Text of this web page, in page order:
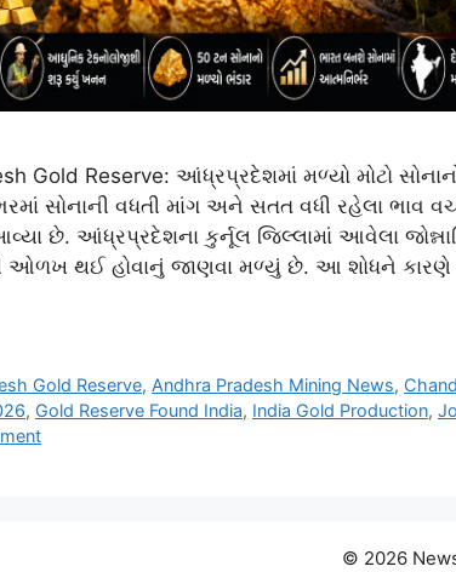
Gold Reserve: આંધ્રપ્રદેશમાં મળ્યો મોટો
સોનાની વધતી માંગ અને સતત વધી રહેલા ભાવ
છે. આંધ્રપ્રદેશના કુર્નૂલ જિલ્લામાં આવેલા
ઓળખ થઈ હોવાનું જાણવા મળ્યું છે. આ શોધને કારણે
Gold Reserve,Andhra Pradesh Mining News,
, Gold Reserve Found India, India Gold Production,
© 2026